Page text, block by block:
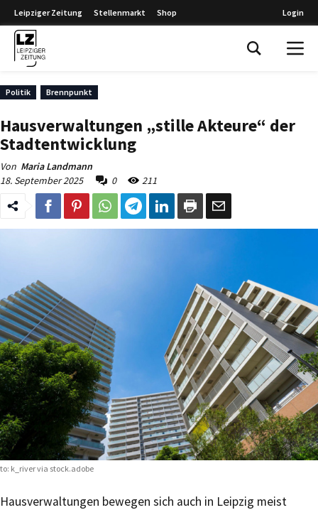
Leipziger Zeitung Stellenmarkt Shop Login
Politik Brennpunkt
Hausverwaltungen „stille Akteure“ der
Stadtentwicklung
Von Maria Landmann
18. September 2025
0 211
k_river via stock.adobe
Hausverwaltungen bewegen sich auch in Leipzig meist